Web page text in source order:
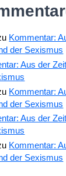
Kommentar:
der Sexismus
Aus der
Kommentar:
der Sexismus
Aus der
Kommentar:
der Sexismus